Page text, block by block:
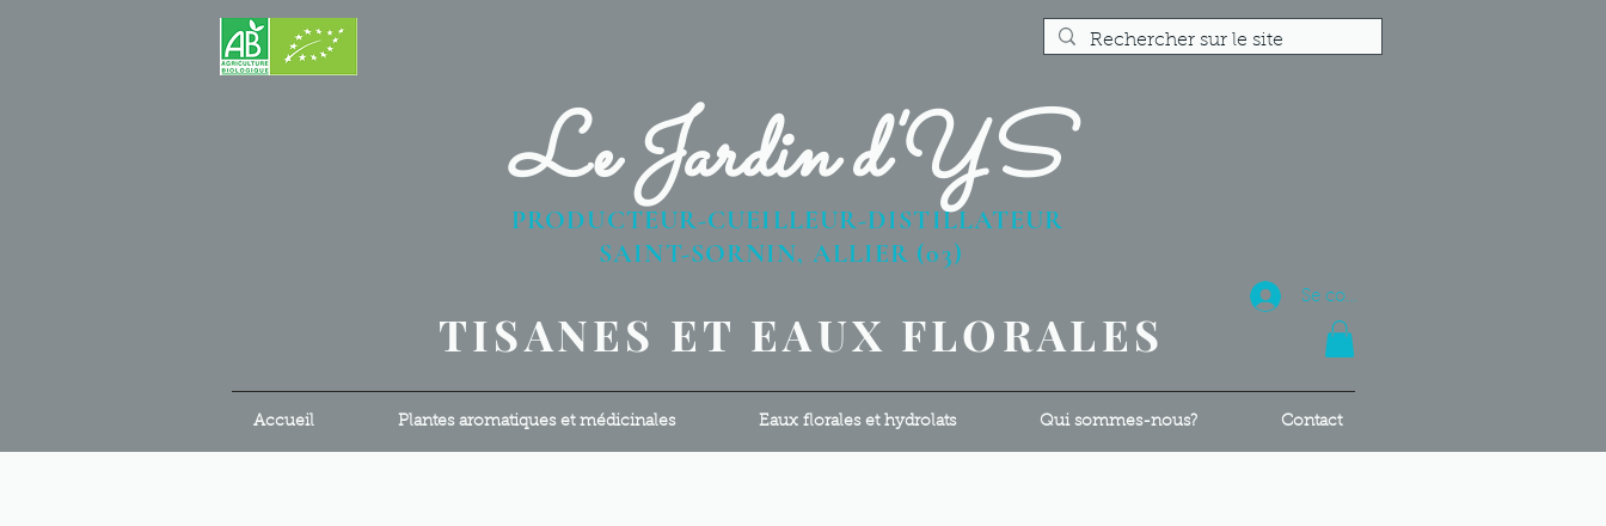
Le Jardin d'YS
PRODUCTEUR-CUEILLEUR-DISTILLATEUR
SAINT-SORNIN, ALLIER (03)
Se connecter
TISANES ET EAUX FLORALES
Accueil Plantes aromatiques et médicinales Eaux florales et hydrolats Qui sommes-nous? Contact